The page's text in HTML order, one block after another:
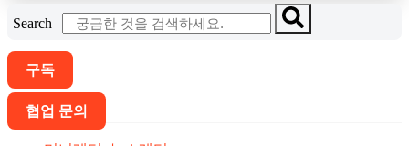
Search
구독
협업 문의